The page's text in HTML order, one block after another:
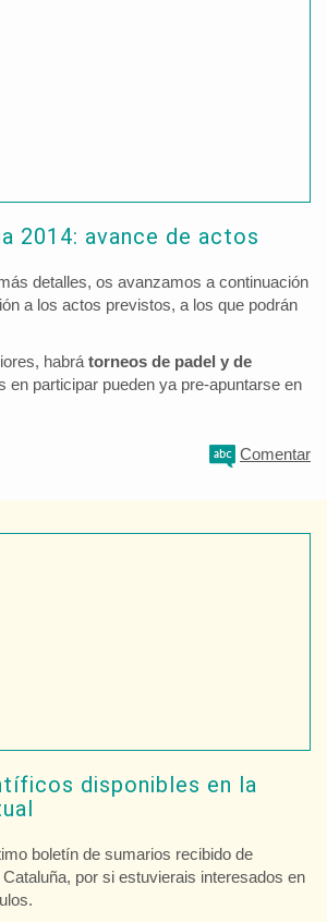
2014: avance de actos
detalles, os avanzamos a continuación
a los actos previstos, a los que podrán
habrá torneos de padel y de
en participar pueden ya pre-apuntarse en
Comentar
disponibles en la
boletín de sumarios recibido de
por si estuvierais interesados en